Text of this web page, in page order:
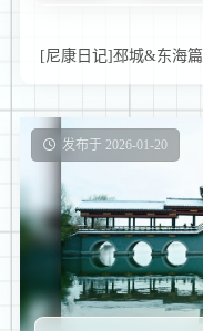
[尼康日记]邳城&东海篇
发布于 2026-01-20